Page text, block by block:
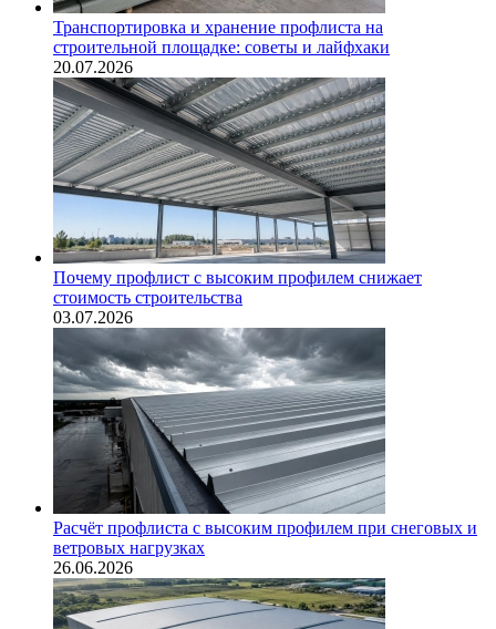
Транспортировка и хранение профлиста на
строительной площадке: советы и лайфхаки
20.07.2026
Почему профлист с высоким профилем снижает
стоимость строительства
03.07.2026
Расчёт профлиста с высоким профилем при снеговых и
ветровых нагрузках
26.06.2026